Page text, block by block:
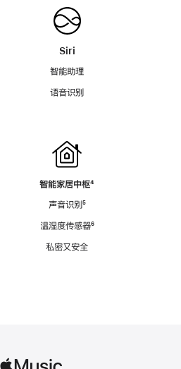
Siri
智能助理
语音识别
智能家居中枢脚
⁴
声音识别脚
⁵
温湿度传感器脚
⁶
私密又安全